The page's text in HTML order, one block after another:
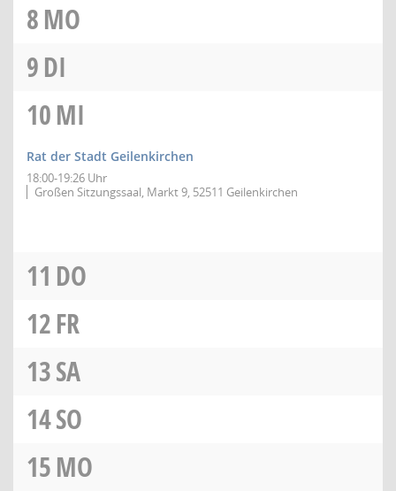
8MO
9DI
10MI
Rat der Stadt Geilenkirchen
18:00-19:26 Uhr
Großen Sitzungssaal, Markt 9, 52511 Geilenkirchen
11 DO
12FR
13SA
14SO
15MO